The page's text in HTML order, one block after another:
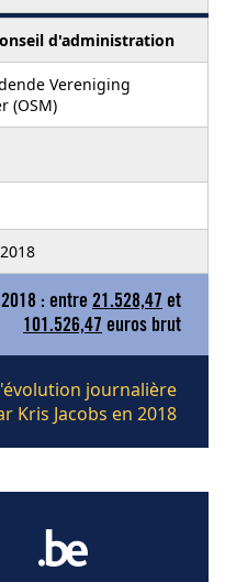
d'administration
Vereniging
(OSM)
: entre 21.528,47 et
101.526,47 euros brut
journalière
Kris Jacobs en 2018